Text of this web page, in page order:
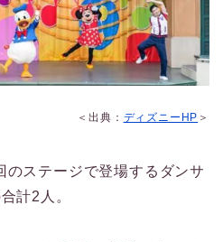
＜出典： ディズニーHP ＞
のステージで登場するダンサ
計2人。